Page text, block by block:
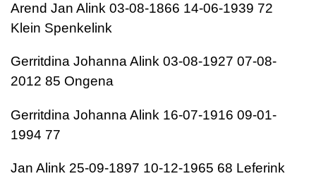
Arend Jan Alink 03-08-1866 14-06-1939 72
Klein Spenkelink
Gerritdina Johanna Alink 03-08-1927 07-08-
2012 85 Ongena
Gerritdina Johanna Alink 16-07-1916 09-01-
1994 77
Jan Alink 25-09-1897 10-12-1965 68 Leferink